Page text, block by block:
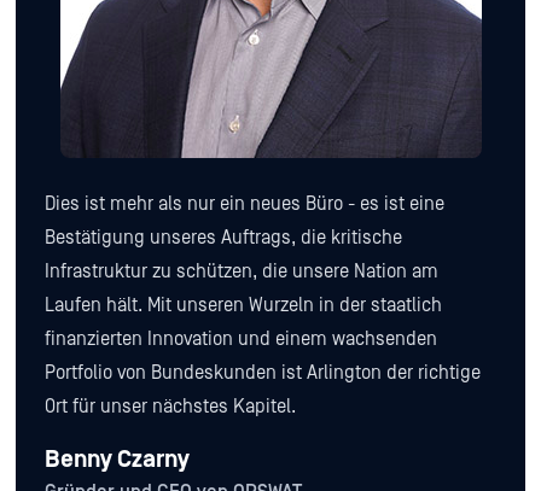
Dies ist mehr als nur ein neues Büro - es ist eine
Bestätigung unseres Auftrags, die kritische
Infrastruktur zu schützen, die unsere Nation am
Laufen hält. Mit unseren Wurzeln in der staatlich
finanzierten Innovation und einem wachsenden
Portfolio von Bundeskunden ist Arlington der richtige
Ort für unser nächstes Kapitel.
Benny Czarny